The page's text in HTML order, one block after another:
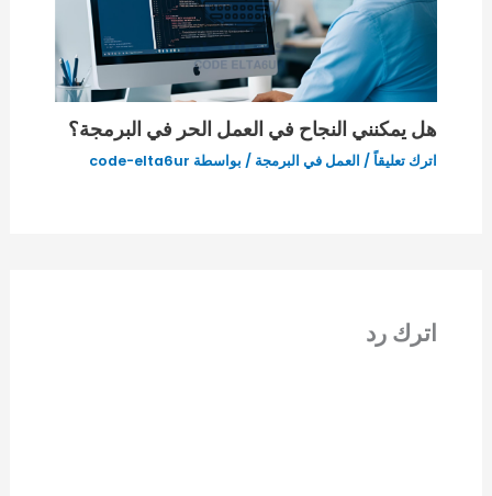
هل يمكنني النجاح في العمل الحر في البرمجة؟
اترك تعليقاً/ العمل في البرمجة / بواسطة code-elta6ur
اترك رد